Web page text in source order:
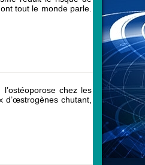
tout le monde parle.
chez les
chutant,